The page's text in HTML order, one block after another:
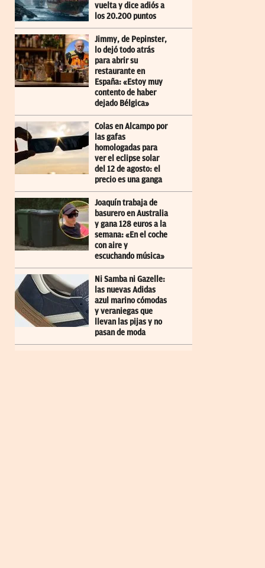
vuelta y dice adiós a
los 20.200 puntos
Jimmy, de Pepinster,
lo dejó todo atrás
para abrir su
restaurante en
España: «Estoy muy
contento de haber
dejado Bélgica»
Colas en Alcampo por
las gafas
homologadas para
ver el eclipse solar
del 12 de agosto: el
precio es una ganga
Joaquín trabaja de
basurero en Australia
y gana 128 euros a la
semana: «En el coche
con aire y
escuchando música»
Ni Samba ni Gazelle:
las nuevas Adidas
azul marino cómodas
y veraniegas que
llevan las pijas y no
pasan de moda